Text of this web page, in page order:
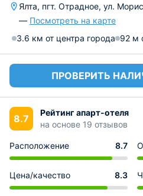
Ялта, пгт. Отрадное, ул.
— Посмотреть на карте
3.6 км от центра города 92 м
ПРОВЕРИТЬ
8.7
Рейтинг апарт-отеля
на основе 19 отзывов
Расположение 8.7
Цена/качество 8.3